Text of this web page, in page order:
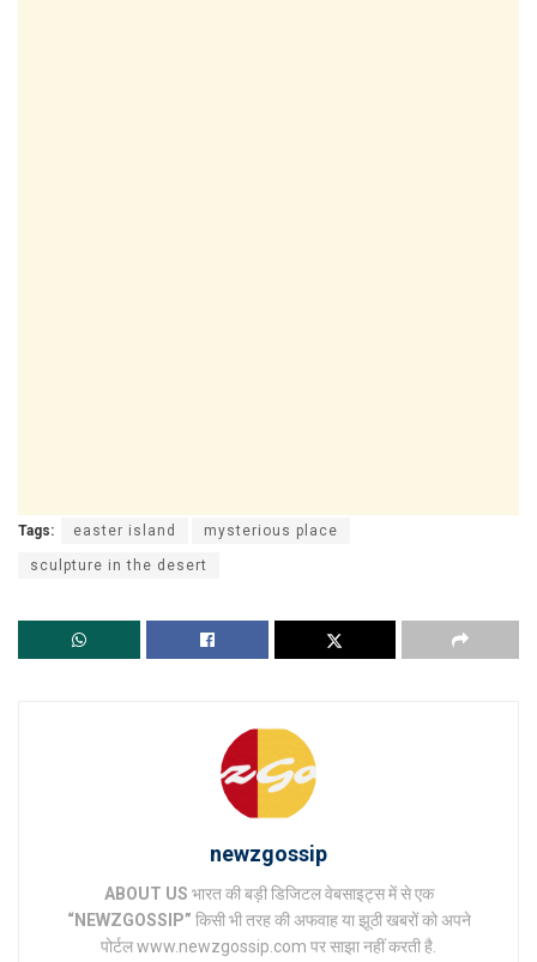
Tags: easter island mysterious place
sculpture in the desert
newzgossip
ABOUT US भारत की बड़ी डिजिटल वेबसाइट्स में से एक
“NEWZGOSSIP” किसी भी तरह की अफवाह या झूठी खबरों को अपने
पोर्टल www.newzgossip.com पर साझा नहीं करती है.